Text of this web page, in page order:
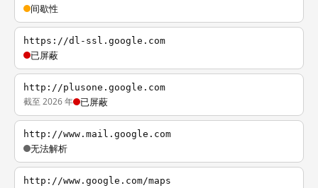
间歇性
https://dl-ssl.google.com
已屏蔽
http://plusone.google.com
截至 2026 年 已屏蔽
http://www.mail.google.com
无法解析
http://www.google.com/maps